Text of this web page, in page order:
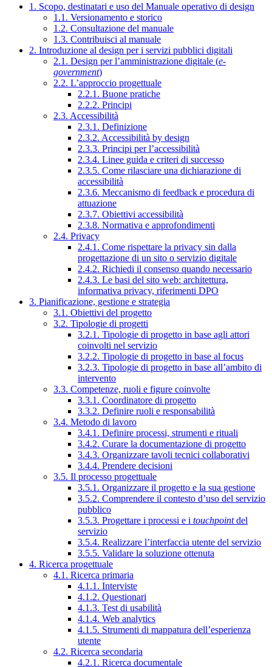
1. Scopo, destinatari e uso del Manuale operativo di design
1.1. Versionamento e storico
1.2. Consultazione del manuale
1.3. Contribuisci al manuale
2. Introduzione al design per i servizi pubblici digitali
2.1. Design per l’amministrazione digitale (e-
government)
2.2. L’approccio progettuale
2.2.1. Buone pratiche
2.2.2. Principi
2.3. Accessibilità
2.3.1. Definizione
2.3.2. Accessibilità by design
2.3.3. Principi per l’accessibilità
2.3.4. Linee guida e criteri di successo
2.3.5. Come rilasciare una dichiarazione di
accessibilità
2.3.6. Meccanismo di feedback e procedura di
attuazione
2.3.7. Obiettivi accessibilità
2.3.8. Normativa e approfondimenti
2.4. Privacy
2.4.1. Come rispettare la privacy sin dalla
progettazione di un sito o servizio digitale
2.4.2. Richiedi il consenso quando necessario
2.4.3. Le basi del sito web: architettura,
informativa privacy, riferimenti DPO
3. Pianificazione, gestione e strategia
3.1. Obiettivi del progetto
3.2. Tipologie di progetti
3.2.1. Tipologie di progetto in base agli attori
coinvolti nel servizio
3.2.2. Tipologie di progetto in base al focus
3.2.3. Tipologie di progetto in base all’ambito di
intervento
3.3. Competenze, ruoli e figure coinvolte
3.3.1. Coordinatore di progetto
3.3.2. Definire ruoli e responsabilità
3.4. Metodo di lavoro
3.4.1. Definire processi, strumenti e rituali
3.4.2. Curare la documentazione di progetto
3.4.3. Organizzare tavoli tecnici collaborativi
3.4.4. Prendere decisioni
3.5. Il processo progettuale
3.5.1. Organizzare il progetto e la sua gestione
3.5.2. Comprendere il contesto d’uso del servizio
pubblico
3.5.3. Progettare i processi e i touchpointdel
servizio
3.5.4. Realizzare l’interfaccia utente del servizio
3.5.5. Validare la soluzione ottenuta
4. Ricerca progettuale
4.1. Ricerca primaria
4.1.1. Interviste
4.1.2. Questionari
4.1.3. Test di usabilità
4.1.4. Web analytics
4.1.5. Strumenti di mappatura dell’esperienza
utente
4.2. Ricerca secondaria
4.2.1. Ricerca documentale